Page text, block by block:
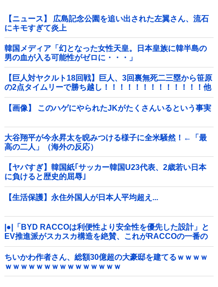
【ニュース】 広島記念公園を追い出された左翼さん、流石
にキモすぎて炎上
韓国メディア「幻となった女性天皇。日本皇族に韓半島の
男の血が入る可能性がゼロに・・・」
【巨人対ヤクルト18回戦】巨人、3回裏無死二三塁から笹原
の2点タイムリーで勝ち越し！！！！！！！！！！！！！他
【画像】 このハゲにやられたJKがたくさんいるという事実
大谷翔平が今永昇太を睨みつける様子に全米騒然！←「最
高の二人」（海外の反応）
【ヤバすぎ】韓国紙｢サッカー韓国U23代表、2歳若い日本
に負けると歴史的屈辱｣
【生活保護】永住外国人が日本人平均超え...
|●|「BYD RACCOは利便性より安全性を優先した設計」と
EV推進派がスカスカ構造を絶賛、これがRACCOの一番の
特徴よな
ちいかわ作者さん、総額30億超の大豪邸を建てるｗｗｗｗ
ｗｗｗｗｗｗｗｗｗｗｗｗｗｗｗ